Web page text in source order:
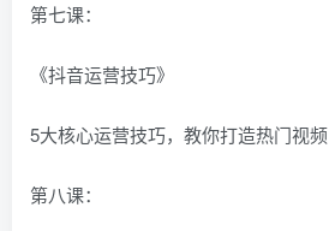
第七课：
《抖音运营技巧》
5大核心运营技巧，教你打造热门视频
第八课：